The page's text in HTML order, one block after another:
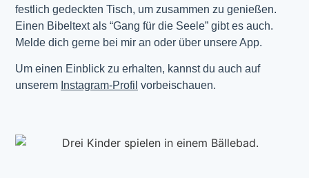
festlich gedeckten Tisch, um zusammen zu genießen.
Einen Bibeltext als “Gang für die Seele” gibt es auch.
Melde dich gerne bei mir an oder über unsere App.
Um einen Einblick zu erhalten, kannst du auch auf
unserem Instagram-Profil vorbeischauen.